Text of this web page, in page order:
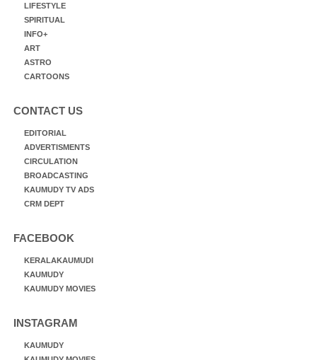
LIFESTYLE
SPIRITUAL
INFO+
ART
ASTRO
CARTOONS
CONTACT US
EDITORIAL
ADVERTISMENTS
CIRCULATION
BROADCASTING
KAUMUDY TV ADS
CRM DEPT
FACEBOOK
KERALAKAUMUDI
KAUMUDY
KAUMUDY MOVIES
INSTAGRAM
KAUMUDY